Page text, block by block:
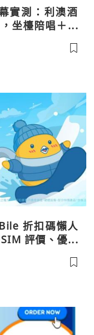
實測：利澳酒
坐檯陪唱＋水
折扣碼懶人
評價、優缺
整理